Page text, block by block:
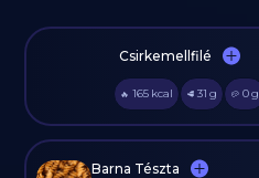
Csirkemellfilé
🔥 165 kcal 🥩 31 g 🥔 0g
Barna Tészta